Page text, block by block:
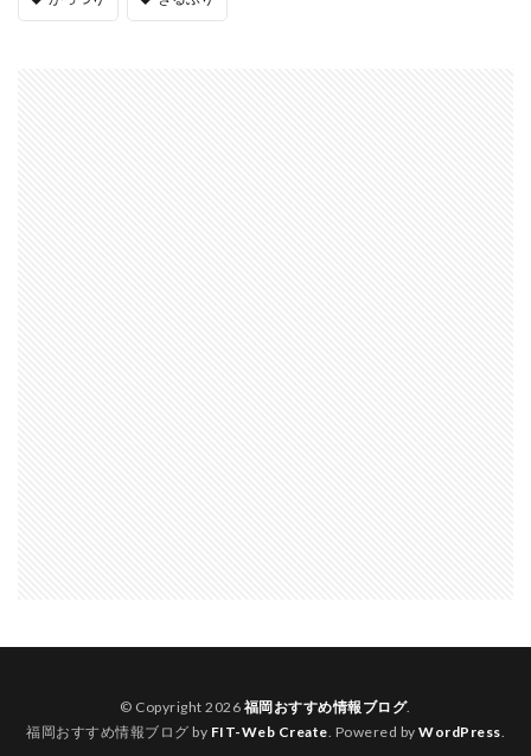
© Copyright 2026 福岡おすすめ情報ブログ.
福岡おすすめ情報ブログ by FIT-Web Create. Powered by WordPress.